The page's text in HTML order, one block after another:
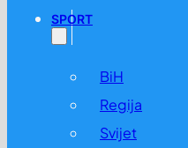
SPORT
BiH
Regija
Svijet